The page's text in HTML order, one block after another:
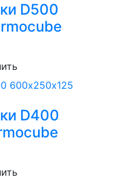
D500
D400